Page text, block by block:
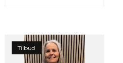
Tilbud